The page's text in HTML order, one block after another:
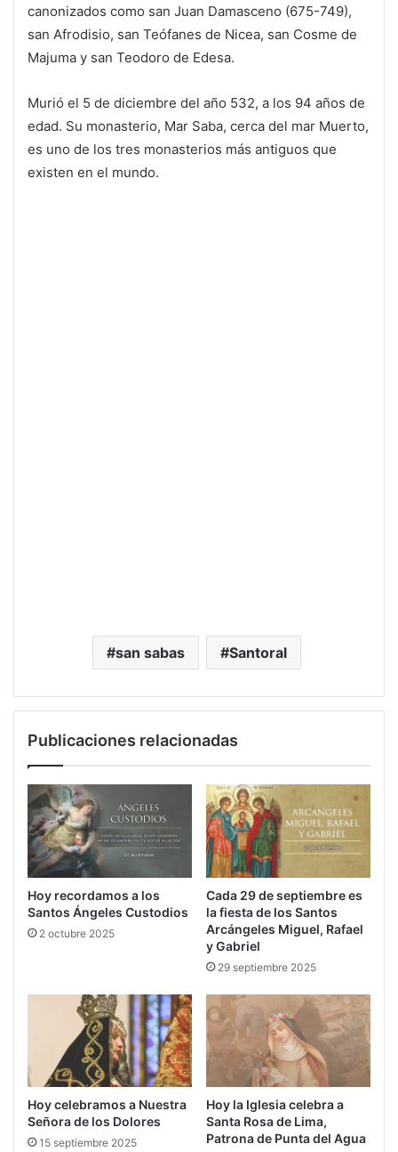
canonizados como san Juan Damasceno (675-749),
san Afrodisio, san Teófanes de Nicea, san Cosme de
Majuma y san Teodoro de Edesa.
Murió el 5 de diciembre del año 532, a los 94 años de
edad. Su monasterio, Mar Saba, cerca del mar Muerto,
es uno de los tres monasterios más antiguos que
existen en el mundo.
san sabas Santoral
Publicaciones relacionadas
Hoy recordamos a los
Santos Ángeles Custodios
2 octubre 2025
Cada 29 de septiembre es
la fiesta de los Santos
Arcángeles Miguel, Rafael
y Gabriel
29 septiembre 2025
Hoy celebramos a Nuestra
Señora de los Dolores
15 septiembre 2025
Hoy la Iglesia celebra a
Santa Rosa de Lima,
Patrona de Punta del Agua